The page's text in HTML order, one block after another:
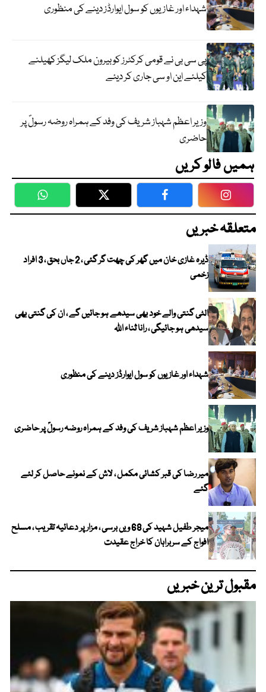
شہداء اور غازیوں کو سول ایوارڈز دینے کی منظوری
پی سی بی نے قومی کرکٹرز کو بیرون ملک لیگز کھیلنے
کیلئے این او سی جاری کر دیئے
وزیر اعظم شہباز شریف کی وفد کے ہمراہ روضہ رسولؐ پر
حاضری
ہمیں فالو کریں
WhatsApp Twitter Facebook
متعلقہ خبریں
ڈیرہ غازی خان میں گھر کی چھت گر گئی ، 2 جاں بحق ، 3 افراد
زخمی
الٹی گنتی والے خود بھی سیدھے ہو جائیں گے ، ان کی گنتی بھی
سیدھی ہو جائیگی ، رانا ثناء اللہ
شہداء اور غازیوں کو سول ایوارڈز دینے کی منظوری
وزیر اعظم شہباز شریف کی وفد کے ہمراہ روضہ رسولؐ پر حاضری
میر رضا کی قبر کشائی مکمل ، لاش کے نمونے حاصل کر لئے
گئے
میجر طفیل شہید کی 68 ویں برسی ، مزار پر دعائیہ تقریب ، مسلح
افواج کے سربراہان کا خراج عقیدت
مقبول ترین خبریں